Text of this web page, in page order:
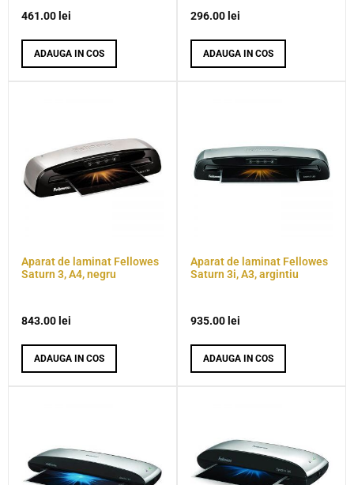
461.00 lei
ADAUGA IN COS
296.00 lei
ADAUGA IN COS
Aparat de laminat Fellowes
Saturn 3, A4, negru
843.00 lei
ADAUGA IN COS
Aparat de laminat Fellowes
Saturn 3i, A3, argintiu
935.00 lei
ADAUGA IN COS